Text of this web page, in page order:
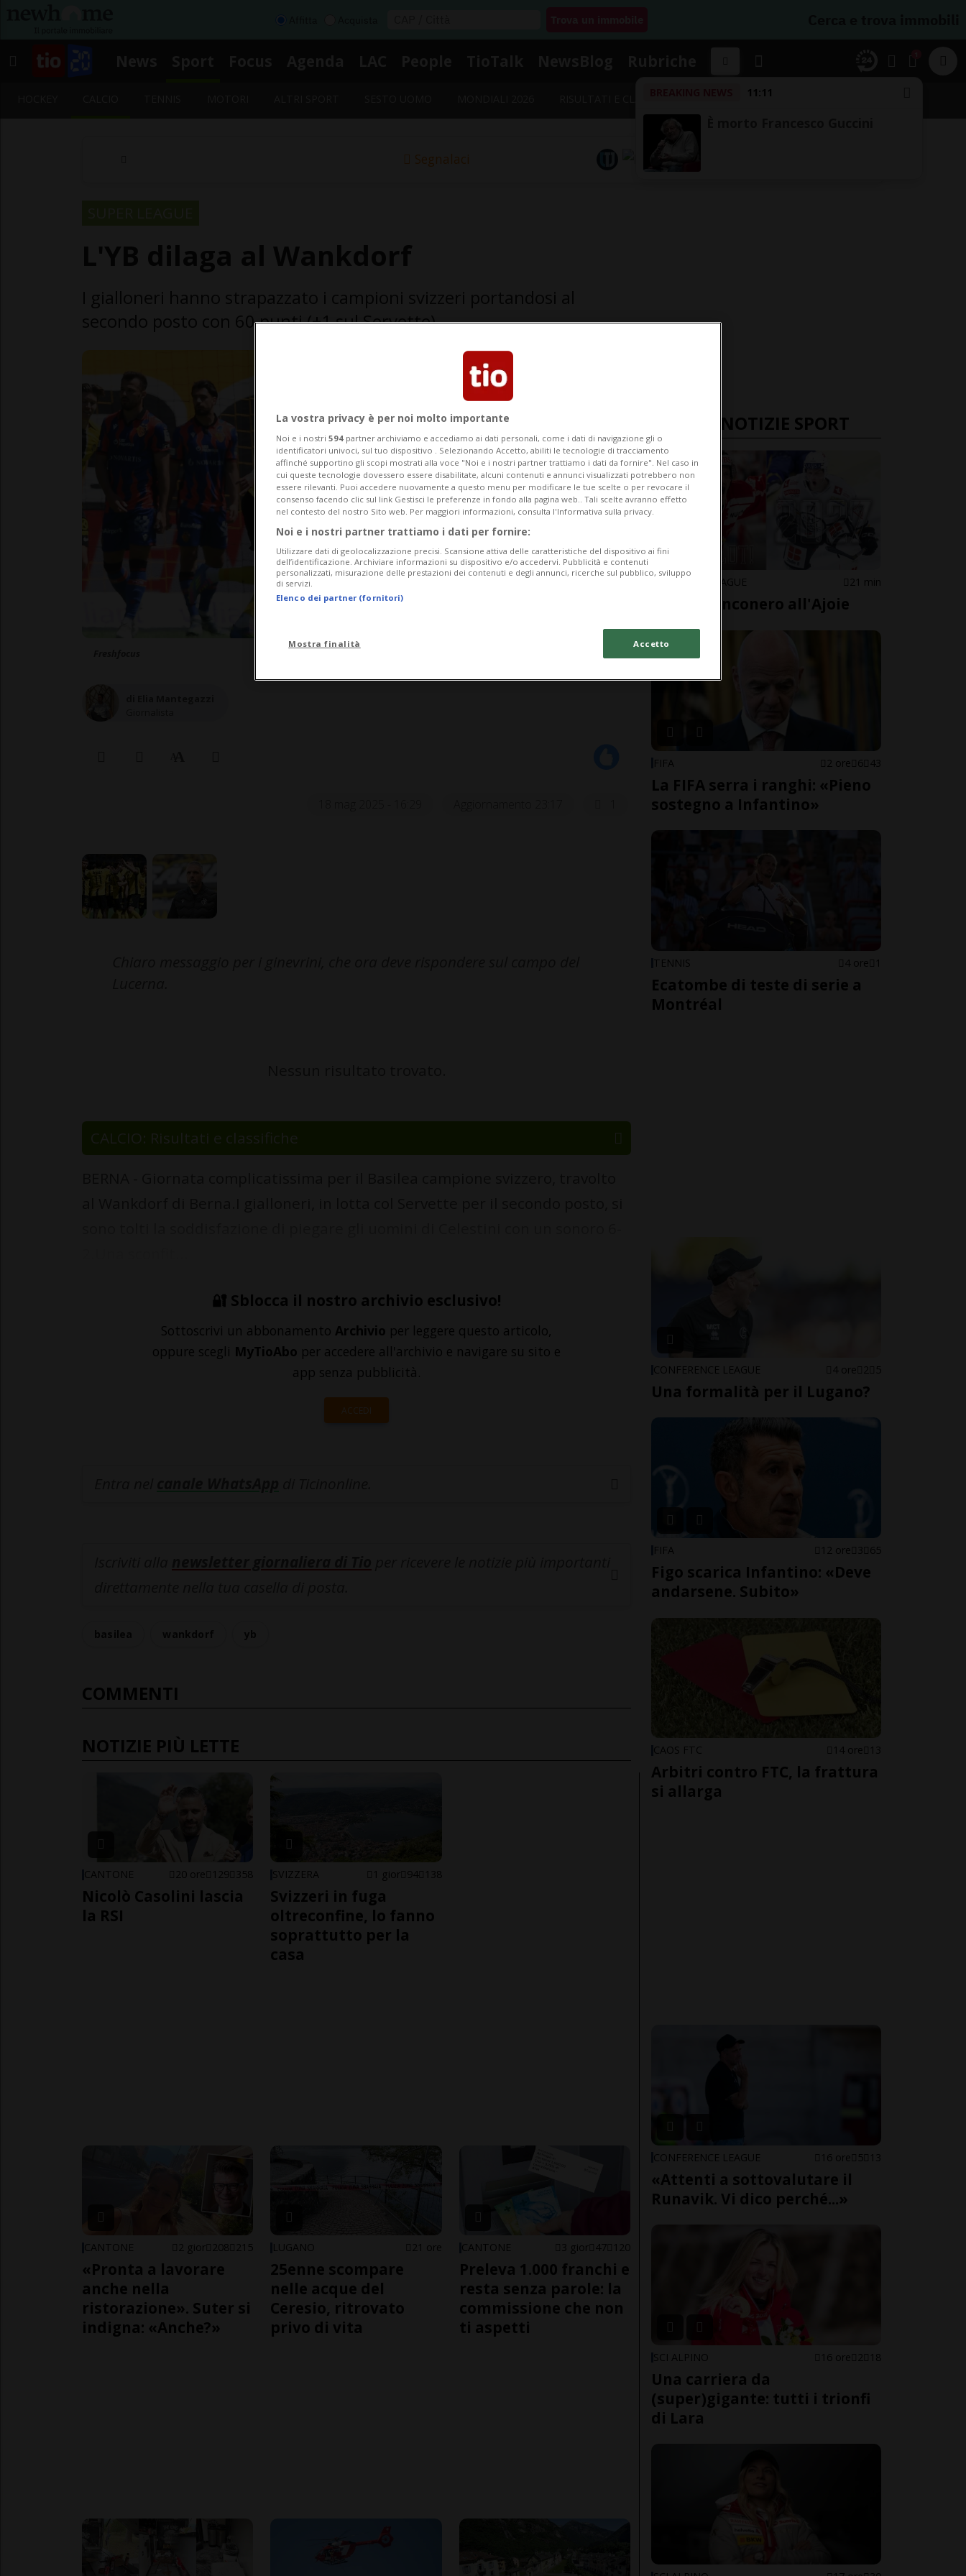
11:11
Segnalaci
secondo posto con 60 punti (+1 sul Servette)
CALCIO: Risultati e classifiche
🔐 Sblocca il nostro archivio esclusivo!
Sottoscrivi un abbonamento Archivio per leggere questo articolo,
oppure scegli MyTioAbo per accedere all'archivio e navigare su sito e
app senza pubblicità.
ACCEDI
COMMENTI
NOTIZIE PIÙ LETTE
CANTONE 20 ore 129 358
Nicolò Casolini lascia
la RSI
SVIZZERA 1 gior 94 138
Svizzeri in fuga
oltreconfine, lo fanno
soprattutto per la
casa
CANTONE 2 gior 208 215
«Pronta a lavorare
anche nella
ristorazione». Suter si
indigna: «Anche?»
LUGANO 21 ore
25enne scompare
nelle acque del
Ceresio, ritrovato
privo di vita
CANTONE 3 gior 47 120
Preleva 1.000 franchi e
resta senza parole: la
commissione che non
ti aspetti
ULTIME NOTIZIE SPORT
NATIONAL LEAGUE 21 min
Un ex bianconero all'Ajoie
FIFA 2 ore 6 43
La FIFA serra i ranghi: «Pieno
sostegno a Infantino»
TENNIS 4 ore 1
Ecatombe di teste di serie a
Montréal
CONFERENCE LEAGUE 4 ore 2 5
Una formalità per il Lugano?
FIFA 12 ore 3 65
Figo scarica Infantino: «Deve
andarsene. Subito»
CAOS FTC 14 ore 13
Arbitri contro FTC, la frattura
si allarga
CONFERENCE LEAGUE 16 ore 5 13
«Attenti a sottovalutare il
Runavik. Vi dico perché...»
SCI ALPINO 16 ore 2 18
Una carriera da
(super)gigante: tutti i trionfi
di Lara
La vostra privacy è per noi molto importante
Noi e i nostri 594 partner archiviamo e accediamo ai dati personali, come i dati di navigazione gli o
identificatori univoci, sul tuo dispositivo . Selezionando Accetto, abiliti le tecnologie di tracciamento
affinché supportino gli scopi mostrati alla voce "Noi e i nostri partner trattiamo i dati da fornire". Nel caso in
cui queste tecnologie dovessero essere disabilitate, alcuni contenuti e annunci visualizzati potrebbero non
essere rilevanti. Puoi accedere nuovamente a questo menu per modificare le tue scelte o per revocare il
consenso facendo clic sul link Gestisci le preferenze in fondo alla pagina web.. Tali scelte avranno effetto
nel contesto del nostro Sito web. Per maggiori informazioni, consulta l'Informativa sulla privacy.
Noi e i nostri partner trattiamo i dati per fornire:
Utilizzare dati di geolocalizzazione precisi. Scansione attiva delle caratteristiche del dispositivo ai fini
dell’identificazione. Archiviare informazioni su dispositivo e/o accedervi. Pubblicità e contenuti
personalizzati, misurazione delle prestazioni dei contenuti e degli annunci, ricerche sul pubblico, sviluppo
di servizi.
Elenco dei partner (fornitori)
Mostra finalità Accetto